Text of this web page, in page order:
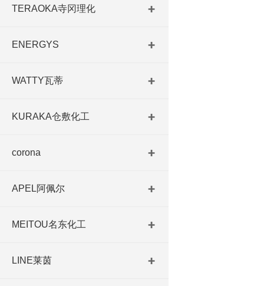
TERAOKA寺冈理化
ENERGYS
WATTY瓦蒂
KURAKA仓敷化工
corona
APEL阿佩尔
MEITOU名东化工
LINE莱茵